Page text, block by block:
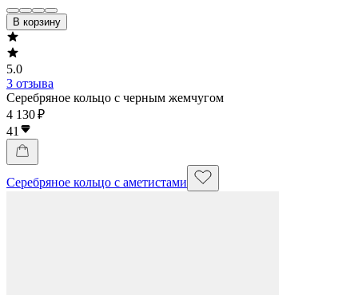
В корзину
5.0
3 отзыва
Серебряное кольцо с черным жемчугом
4 130 ₽
41
Серебряное кольцо с аметистами